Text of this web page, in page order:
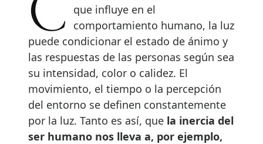
Concebida ya como un elemento
que influye en el
comportamiento humano, la luz
puede condicionar el estado de ánimo y
las respuestas de las personas según sea
su intensidad, color o calidez. El
movimiento, el tiempo o la percepción
del entorno se definen constantemente
por la luz. Tanto es así, que la inercia del
ser humano nos lleva a, por ejemplo,